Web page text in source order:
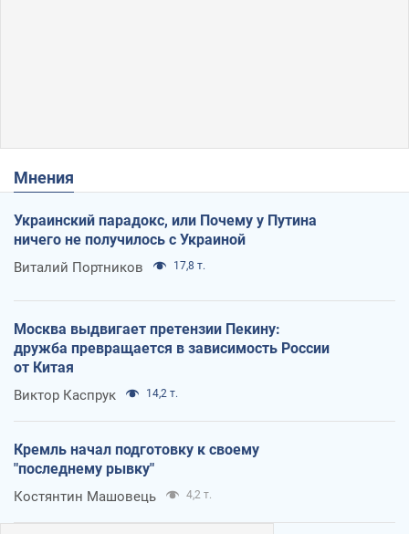
Мнения
Украинский парадокс, или Почему у Путина
ничего не получилось с Украиной
Виталий Портников 17,8 т.
Москва выдвигает претензии Пекину:
дружба превращается в зависимость России
от Китая
Виктор Каспрук 14,2 т.
Кремль начал подготовку к своему
"последнему рывку"
Костянтин Машовець 4,2 т.